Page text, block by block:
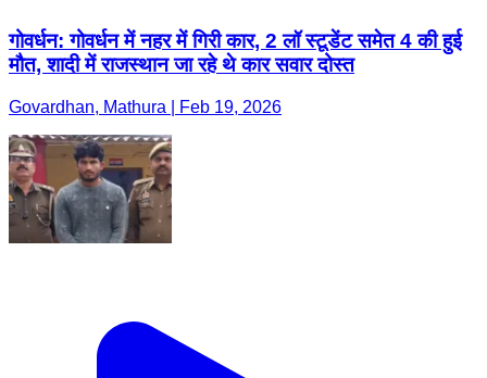
गोवर्धन: गोवर्धन में नहर में गिरी कार, 2 लॉ स्टूडेंट समेत 4 की हुई
मौत, शादी में राजस्थान जा रहे थे कार सवार दोस्त
Govardhan, Mathura | Feb 19, 2026